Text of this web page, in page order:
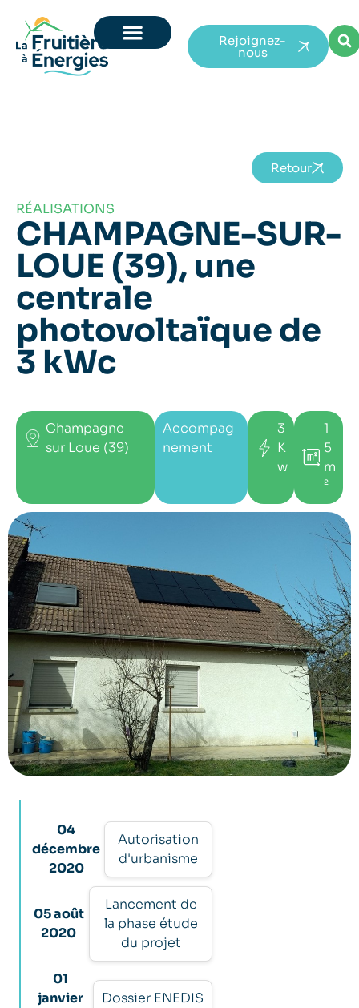
Rejoignez-
nous
RÉALISATIONS
CHAMPAGNE-SUR-
LOUE (39), une
centrale
photovoltaïque de
3 kWc
Retour
Champagne
sur Loue (39)
Accompag
nement
3
K
w
1
5
m
²
04
décembre
2020
Autorisation
d'urbanisme
05 août
2020
Lancement de
la phase étude
du projet
01
janvier
Dossier ENEDIS